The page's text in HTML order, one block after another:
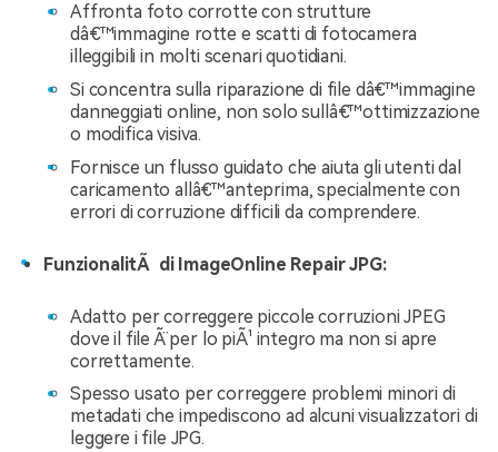
Affronta foto corrotte con strutture
dâ€™immagine rotte e scatti di fotocamera
illeggibili in molti scenari quotidiani.
Si concentra sulla riparazione di file dâ€™immagine
danneggiati online, non solo sullâ€™ottimizzazione
o modifica visiva.
Fornisce un flusso guidato che aiuta gli utenti dal
caricamento allâ€™anteprima, specialmente con
errori di corruzione difficili da comprendere.
FunzionalitÃ di ImageOnline Repair JPG:
Adatto per correggere piccole corruzioni JPEG
dove il file Ã¨ per lo piÃ¹ integro ma non si apre
correttamente.
Spesso usato per correggere problemi minori di
metadati che impediscono ad alcuni visualizzatori di
leggere i file JPG.